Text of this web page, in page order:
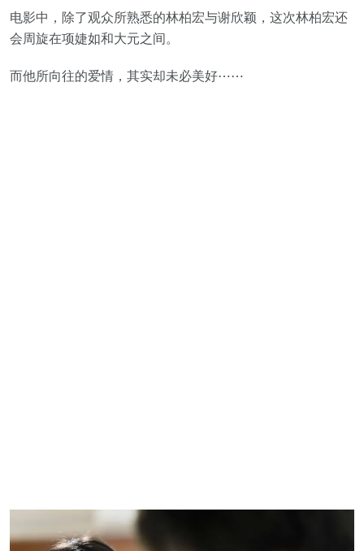
电影中，除了观众所熟悉的林柏宏与谢欣颖，这次林柏宏还
会周旋在项婕如和大元之间。
而他所向往的爱情，其实却未必美好⋯⋯